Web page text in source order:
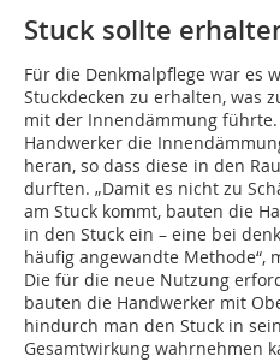
Stuck sollte
Für die Denkmalpflege war es
Stuckdecken zu erhalten, was
mit der Innendämmung
Handwerker die
heran, so dass diese in den
durften. „Damit es nicht zu
am Stuck kommt, bauten die
in den Stuck ein – eine bei
häufig angewandte Methode“,
Die für die neue Nutzung
bauten die Handwerker mit
hindurch man den Stuck in
Gesamtwirkung wahrnehmen